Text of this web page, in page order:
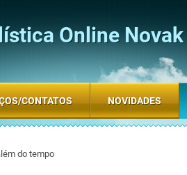
Online Novak
do tempo
CONTATOS NOVIDADES